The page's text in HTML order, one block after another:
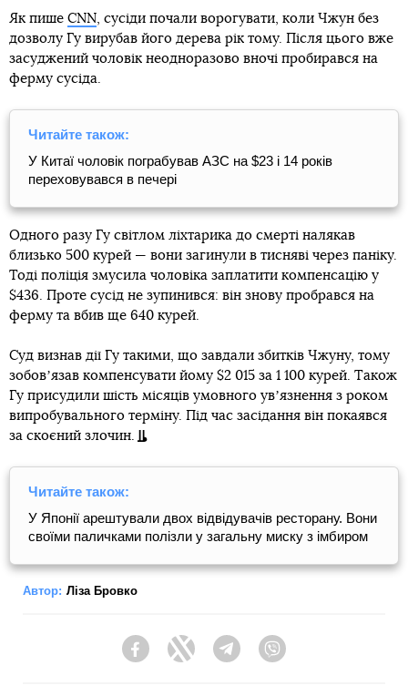
Як пише CNN, сусіди почали ворогувати, коли Чжун без
дозволу Гу вирубав його дерева рік тому. Після цього вже
засуджений чоловік неодноразово вночі пробирався на
ферму сусіда.
Читайте також:
У Китаї чоловік пограбував АЗС на $23 і 14 років
переховувався в печері
Одного разу Гу світлом ліхтарика до смерті налякав
близько 500 курей — вони загинули в тисняві через паніку.
Тоді поліція змусила чоловіка заплатити компенсацію у
$436. Проте сусід не зупинився: він знову пробрався на
ферму та вбив ще 640 курей.
Суд визнав дії Гу такими, що завдали збитків Чжуну, тому
зобовʼязав компенсувати йому $2 015 за 1 100 курей. Також
Гу присудили шість місяців умовного увʼязнення з роком
випробувального терміну. Під час засідання він покаявся
за скоєний злочин.
Читайте також:
У Японії арештували двох відвідувачів ресторану. Вони
своїми паличками полізли у загальну миску з імбиром
Автор: Ліза Бровко
FacebookTwitter Telegram